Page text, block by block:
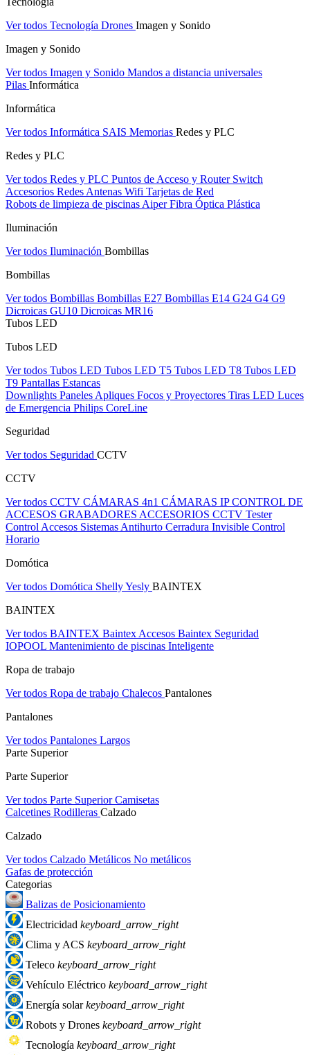
Ver todos Tecnología Drones Imagen y Sonido
Imagen y Sonido
Ver todos Imagen y Sonido Mandos a distancia universales
Pilas Informática
Informática
Ver todos Informática SAIS Memorias Redes y PLC
Redes y PLC
Ver todos Redes y PLC Puntos de Acceso y Router Switch
Accesorios Redes Antenas Wifi Tarjetas de Red
Robots de limpieza de piscinas AiperFibra Óptica Plástica
Iluminación
Ver todos Iluminación Bombillas
Bombillas
Ver todos Bombillas Bombillas E27 Bombillas E14 G24 G4 G9
Dicroicas GU10 Dicroicas MR16
Tubos LED
Tubos LED
Ver todos Tubos LED Tubos LED T5 Tubos LED T8 Tubos LED
T9 Pantallas Estancas
Downlights Paneles Apliques Focos y Proyectores Tiras LED Luces
de Emergencia Philips CoreLine
Seguridad
Ver todos Seguridad CCTV
CCTV
Ver todos CCTV CÁMARAS 4n1 CÁMARAS IPCONTROL DE
ACCESOS GRABADORES ACCESORIOS CCTV Tester
Control Accesos Sistemas Antihurto Cerradura Invisible Control
Horario
Domótica
Ver todos Domótica ShellyYesly BAINTEX
BAINTEX
Ver todos BAINTEX Baintex Accesos Baintex Seguridad
IOPOOL Mantenimiento de piscinas Inteligente
Ropa de trabajo
Ver todos Ropa de trabajo Chalecos Pantalones
Pantalones
Ver todos Pantalones Largos
Parte Superior
Parte Superior
Ver todos Parte SuperiorCamisetas
Calcetines Rodilleras Calzado
Calzado
Ver todos Calzado Metálicos No metálicos
Gafas de protección
Categorias
Balizas de Posicionamiento
Electricidad keyboard_arrow_right
Clima y ACS keyboard_arrow_right
Teleco keyboard_arrow_right
Vehículo Eléctrico keyboard_arrow_right
Energía solarkeyboard_arrow_right
Robots y Drones keyboard_arrow_right
Tecnología keyboard_arrow_right